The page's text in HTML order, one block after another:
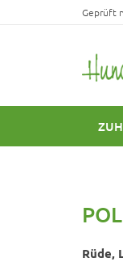
Geprüft
Rüde,